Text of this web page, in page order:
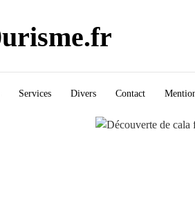
Services Divers Contact